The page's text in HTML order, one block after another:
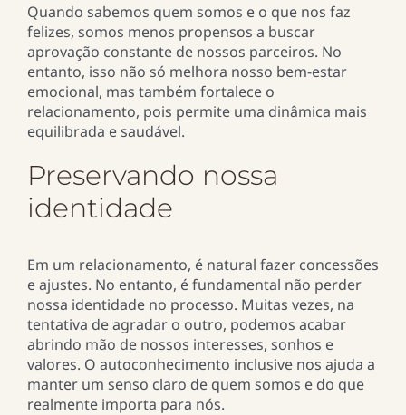
Quando sabemos quem somos e o que nos faz
felizes, somos menos propensos a buscar
aprovação constante de nossos parceiros. No
entanto, isso não só melhora nosso bem-estar
emocional, mas também fortalece o
relacionamento, pois permite uma dinâmica mais
equilibrada e saudável.
Preservando nossa
identidade
Em um relacionamento, é natural fazer concessões
e ajustes. No entanto, é fundamental não perder
nossa identidade no processo. Muitas vezes, na
tentativa de agradar o outro, podemos acabar
abrindo mão de nossos interesses, sonhos e
valores. O autoconhecimento inclusive nos ajuda a
manter um senso claro de quem somos e do que
realmente importa para nós.